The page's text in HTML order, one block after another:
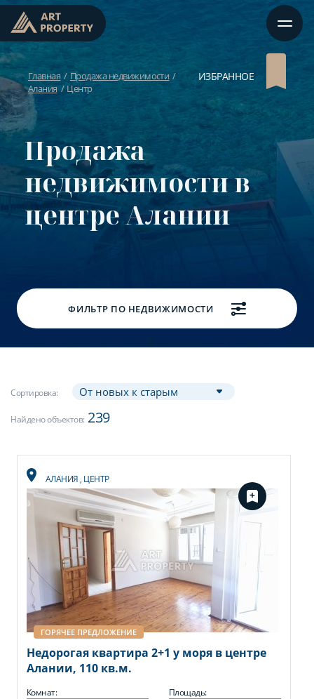
Главная
Продажа недвижимости
Алания
Центр
ИЗБРАННОЕ
Продажа
недвижимости в
центре Алании
ФИЛЬТР ПО НЕДВИЖИМОСТИ
Сортировка:
Найдено объектов: 239
АЛАНИЯ, ЦЕНТР
ГОРЯЧЕЕ ПРЕДЛОЖЕНИЕ
Недорогая квартира 2+1 у моря в центре
Алании, 110 кв.м.
Комнат: Площадь: